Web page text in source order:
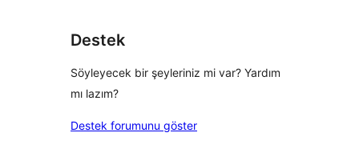
Destek
Söyleyecek bir şeyleriniz mi var? Yardım
mı lazım?
Destek forumunu göster